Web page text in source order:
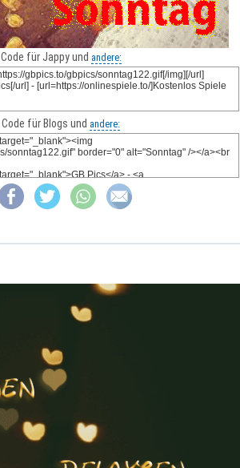
Code für Jappy und andere:
Code für Blogs und andere: